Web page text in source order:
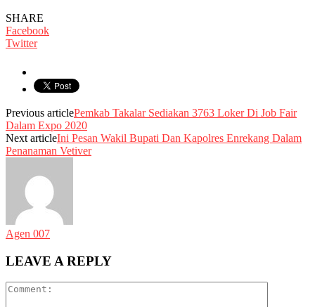
SHARE
Facebook
Twitter
Previous articlePemkab Takalar Sediakan 3763 Loker Di Job Fair
Dalam Expo 2020
Next articleIni Pesan Wakil Bupati Dan Kapolres Enrekang Dalam
Penanaman Vetiver
Agen 007
LEAVE A REPLY